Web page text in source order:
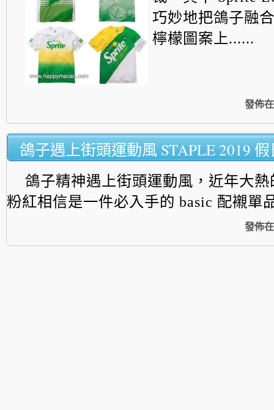
巧妙地把鴿子融
檸檬圖案上......
發佈在
鴿子遇上街頭運動風 STAPLE 2019
鴿子精神遇上街頭運動風，近年大
粉紅相信是一件必入手的 basic 配襯
發佈在